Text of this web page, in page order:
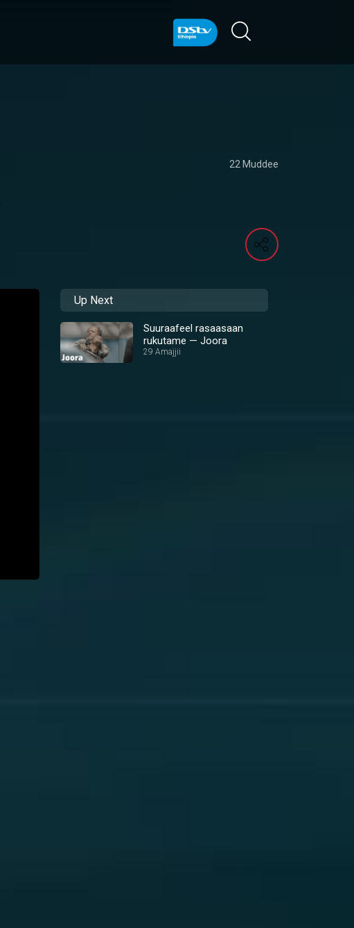
22 Muddee
Up Next
Suuraafeel rasaasaan
rukutame — Joora
29 Amajjii